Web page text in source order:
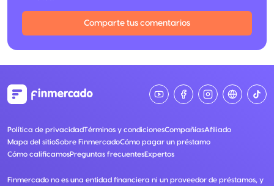
Comparte tus comentarios
Política de privacidadTérminos y condicionesCompañíasAfiliado
Mapa del sitioSobre FinmercadoCómo pagar un préstamo
Cómo calificamosPreguntas frecuentesExpertos
Finmercado no es una entidad financiera ni un proveedor de préstamos, y